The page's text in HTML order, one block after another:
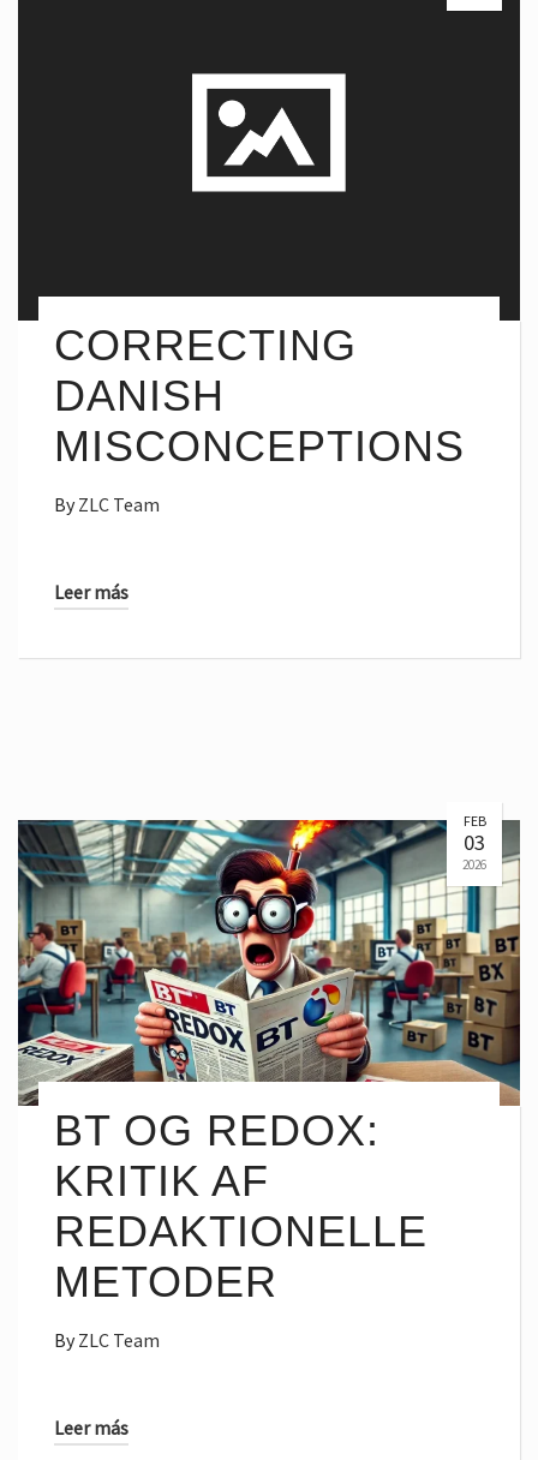
CORRECTING
DANISH
MISCONCEPTIONS
ByZLC Team
Leer más
FEB
03
2026
BT OG REDOX:
KRITIK AF
REDAKTIONELLE
METODER
ByZLC Team
Leer más